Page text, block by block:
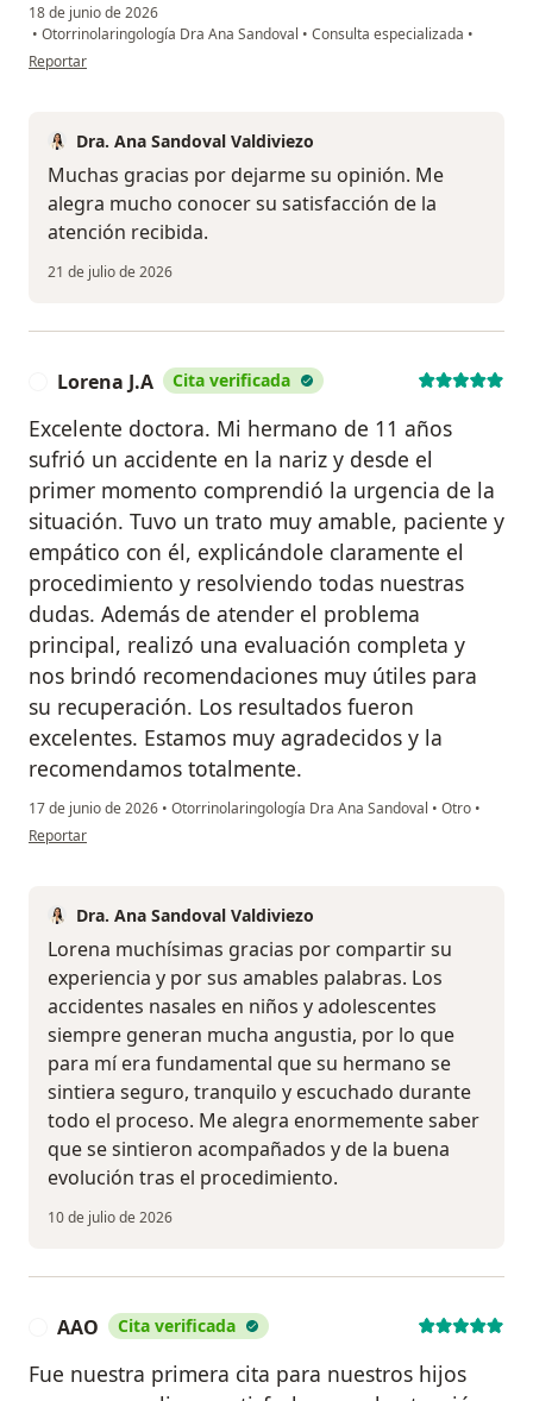
18 de junio de 2026
• Otorrinolaringología Dra Ana Sandoval • Consulta especializada •
en opinión del usuario L.S
Reportar
Dra. Ana Sandoval Valdiviezo
Muchas gracias por dejarme su opinión. Me
alegra mucho conocer su satisfacción de la
atención recibida.
21 de julio de 2026
Lorena J.A Cita verificada
Excelente doctora. Mi hermano de 11 años
sufrió un accidente en la nariz y desde el
primer momento comprendió la urgencia de la
situación. Tuvo un trato muy amable, paciente y
empático con él, explicándole claramente el
procedimiento y resolviendo todas nuestras
dudas. Además de atender el problema
principal, realizó una evaluación completa y
nos brindó recomendaciones muy útiles para
su recuperación. Los resultados fueron
excelentes. Estamos muy agradecidos y la
recomendamos totalmente.
17 de junio de 2026 • Otorrinolaringología Dra Ana Sandoval • Otro •
en opinión del usuario Lorena J.A
Reportar
Dra. Ana Sandoval Valdiviezo
Lorena muchísimas gracias por compartir su
experiencia y por sus amables palabras. Los
accidentes nasales en niños y adolescentes
siempre generan mucha angustia, por lo que
para mí era fundamental que su hermano se
sintiera seguro, tranquilo y escuchado durante
todo el proceso. Me alegra enormemente saber
que se sintieron acompañados y de la buena
evolución tras el procedimiento.
10 de julio de 2026
AAO Cita verificada
Fue nuestra primera cita para nuestros hijos